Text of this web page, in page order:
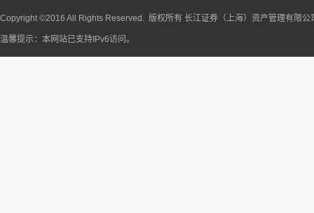
Copyright ©2016 All Rights Reserved. 版权所有 长江证券（上海）资产管理有限
温馨提示：本网站已支持IPv6访问。